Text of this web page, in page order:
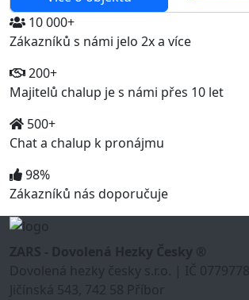
10 000+
Zákazníků s námi jelo 2x a více
200+
Majitelů chalup je s námi přes 10 let
500+
Chat a chalup k pronájmu
98%
Zákazníků nás doporučuje
ZARS - Dovolená Hezky Česky ®
Dovolená hezky česky s.r.o. | IČ 07797788
Jičínská 543, 742 58 Příbor